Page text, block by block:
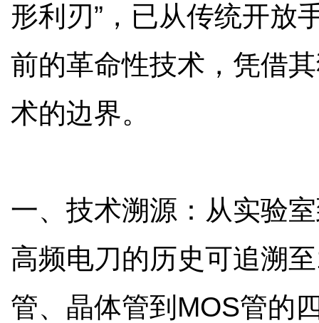
形利刃”，已从传统开放
前的革命性技术，凭借
术的边界。
一、技术溯源：从实验
高频电刀的历史可追溯
管、晶体管到MOS管的